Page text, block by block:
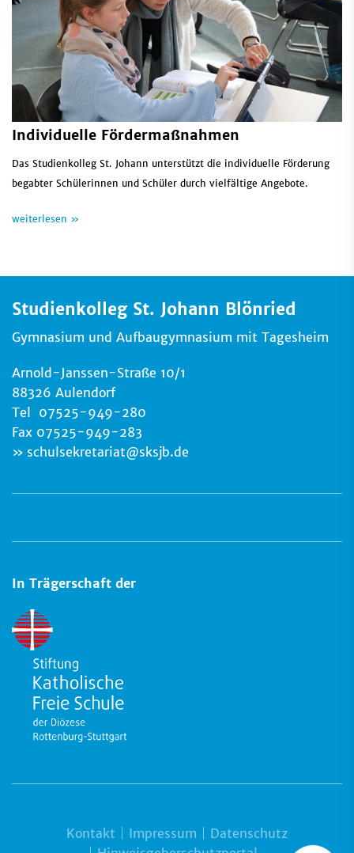
Individuelle Fördermaßnahmen
Das Studienkolleg St. Johann unterstützt die individuelle Förderung
begabter Schülerinnen und Schüler durch vielfältige Angebote.
weiterlesen »
Studienkolleg St. Johann Blönried
Gymnasium und Aufbaugymnasium mit Tagesheim
Arnold-Janssen-Straße 10/1
88326 Aulendorf
Tel 07525-949-280
Fax 07525-949-283
schulsekretariat@sksjb.de
In Trägerschaft der
Kontakt Impressum
Datenschutz